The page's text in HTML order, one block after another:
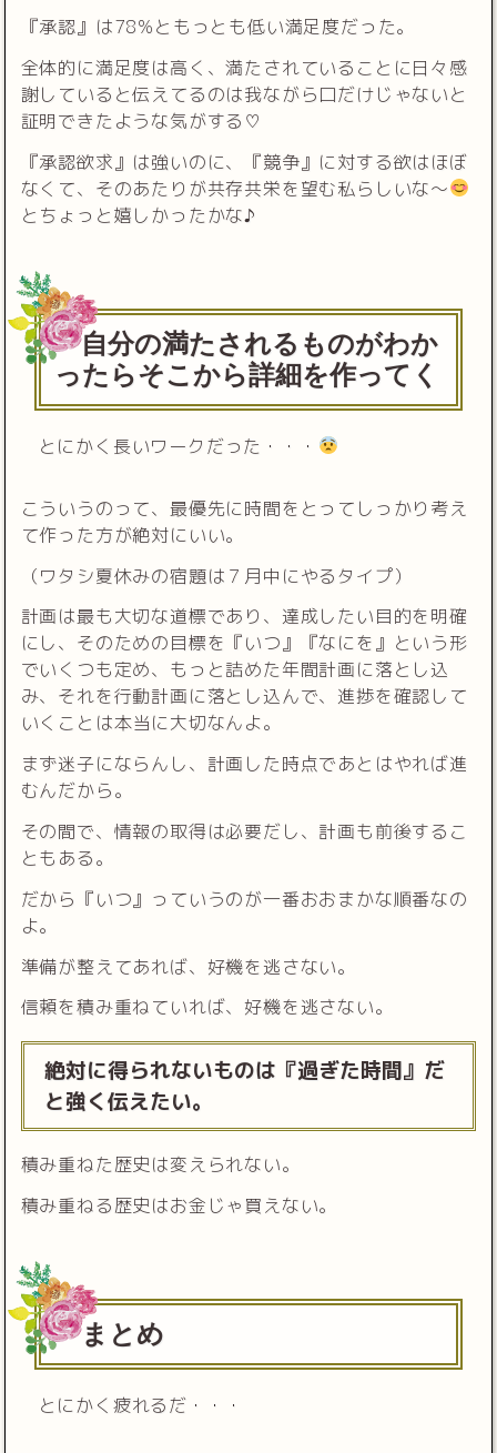
『承認』は78%ともっとも低い満足度だった。
全体的に満足度は高く、満たされていることに日々感
謝していると伝えてるのは我ながら口だけじゃないと
証明できたような気がする♡
『承認欲求』は強いのに、『競争』に対する欲はほぼ
なくて、そのあたりが共存共栄を望む私らしいな〜
とちょっと嬉しかったかな♪
自分の満たされるものがわか
ったらそこから詳細を作ってく
とにかく長いワークだった・・・
こういうのって、最優先に時間をとってしっかり考え
て作った方が絶対にいい。
（ワタシ夏休みの宿題は７月中にやるタイプ）
計画は最も大切な道標であり、達成したい目的を明確
にし、そのための目標を『いつ』『なにを』という形
でいくつも定め、もっと詰めた年間計画に落とし込
み、それを行動計画に落とし込んで、進捗を確認して
いくことは本当に大切なんよ。
まず迷子にならんし、計画した時点であとはやれば進
むんだから。
その間で、情報の取得は必要だし、計画も前後するこ
ともある。
だから『いつ』っていうのが一番おおまかな順番なの
よ。
準備が整えてあれば、好機を逃さない。
信頼を積み重ねていれば、好機を逃さない。
絶対に得られないものは『過ぎた時間』だ
と強く伝えたい。
積み重ねた歴史は変えられない。
積み重ねる歴史はお金じゃ買えない。
まとめ
とにかく疲れるだ・・・